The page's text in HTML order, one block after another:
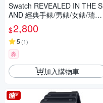
Swatch REVEALED IN THE S
AND 經典手錶/男錶/女錶/瑞士
製造 SO29K119 (41mm)
$2,800
5 (1)
券
加入購物車